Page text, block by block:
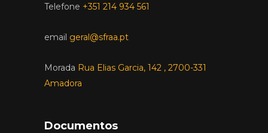
Telefone +351 214 934 561
email geral@sfraa.pt
Morada Rua Elias Garcia, 142 , 2700-331
Amadora
Documentos